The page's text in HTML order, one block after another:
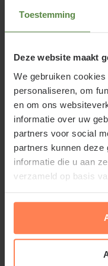
Toestemming
Deze website maakt
We gebruiken
personaliseren, om
en om ons
informatie over uw
partners voor social
partners kunnen deze
informatie die u aan
verzameld op basis
trosroos
Deze prachtige
groot van formaat
Ze verschijnen in
stevige stelen. In de
oranjerood te
kleuren de
loof is daarnaast
stevige bladeren
ook ideaal voor
Rosa 'Brittannia' is
bloeit vanaf juni tot